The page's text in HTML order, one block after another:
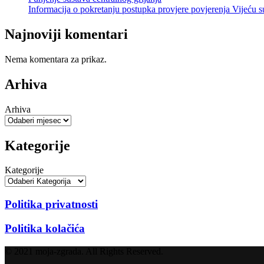
Informacija o pokretanju postupka provjere povjerenja Vijeću
Najnoviji komentari
Nema komentara za prikaz.
Arhiva
Arhiva
Kategorije
Kategorije
Politika privatnosti
Politika kolačića